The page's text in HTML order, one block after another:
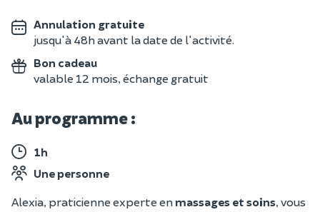
Annulation gratuite
jusqu'à 48h avant la date de l'activité.
Bon cadeau
valable 12 mois, échange gratuit
Au programme :
1h
Une personne
Alexia, praticienne experte enmassages et soins, vous